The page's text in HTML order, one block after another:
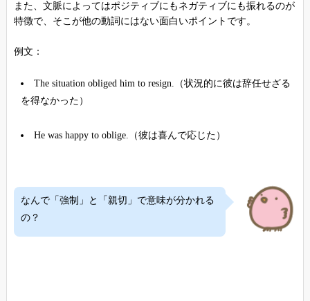
また、文脈によってはポジティブにもネガティブにも振れるのが
特徴で、そこが他の動詞にはない面白いポイントです。
例文：
The situation obliged him to resign.（状況的に彼は辞任せざる
を得なかった）
He was happy to oblige.（彼は喜んで応じた）
なんで「強制」と「親切」で意味が分かれる
の？